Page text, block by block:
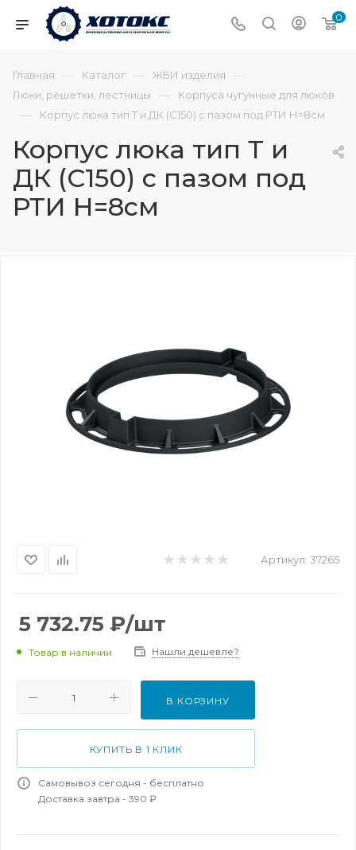
0
Главная — Каталог — ЖБИ изделия —
Люки, решетки, лестницы — Корпуса чугунные для люков
— Корпус люка тип Т и ДК (С150) с пазом под РТИ Н=8см
Корпус люка тип Т и
ДК (С150) с пазом под
РТИ Н=8см
Артикул: 37265
5 732.75 ₽/шт
Товар в наличии Нашли дешевле?
В КОРЗИНУ
КУПИТЬ В 1 КЛИК
Самовывоз сегодня - бесплатно
Доставка завтра - 390 ₽